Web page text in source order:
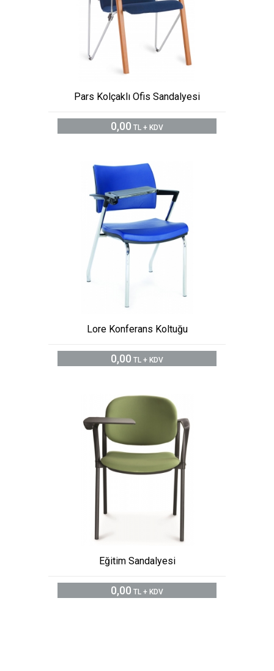
Pars Kolçaklı Ofis Sandalyesi
0,00 TL + KDV
Lore Konferans Koltuğu
0,00 TL + KDV
Eğitim Sandalyesi
0,00 TL + KDV